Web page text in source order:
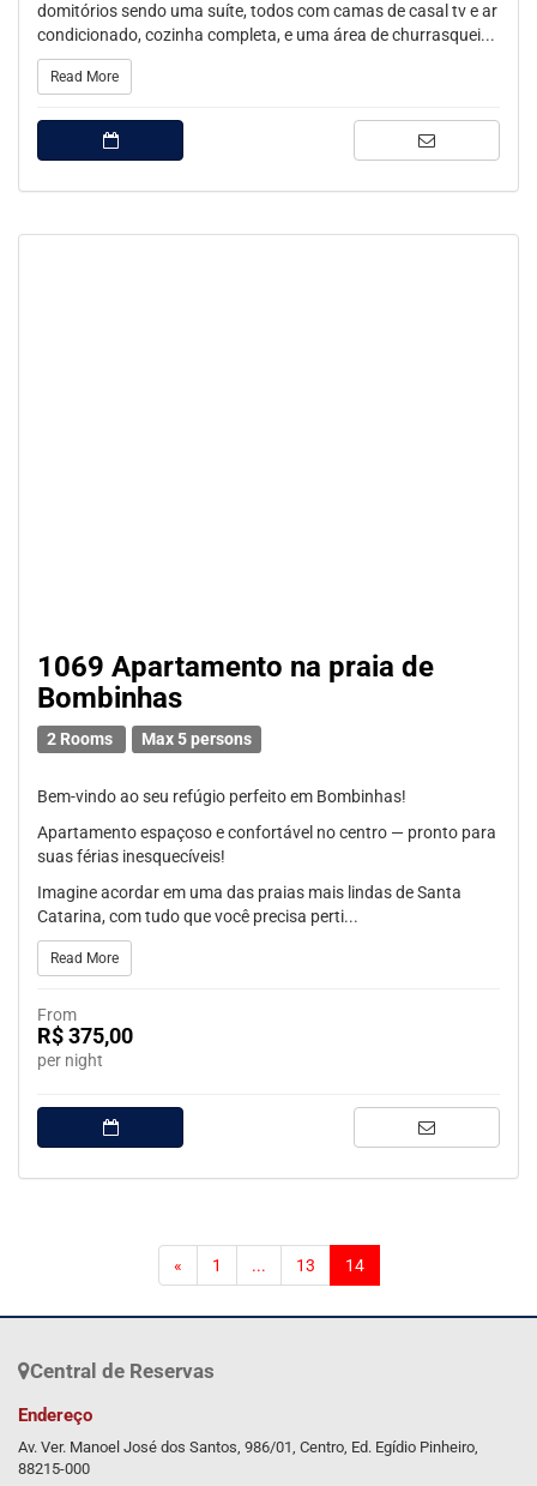
domitórios sendo uma suíte, todos com camas de casal tv e ar
condicionado, cozinha completa, e uma área de churrasquei...
Read More
1069 Apartamento na praia de
Bombinhas
2 Rooms Max 5 persons
Bem-vindo ao seu refúgio perfeito em Bombinhas!
Apartamento espaçoso e confortável no centro — pronto para
suas férias inesquecíveis!
Imagine acordar em uma das praias mais lindas de Santa
Catarina, com tudo que você precisa perti...
Read More
From
R$ 375,00
per night
« 1 ... 13 14(current)
Central de Reservas
Endereço
Av. Ver. Manoel José dos Santos, 986/01, Centro, Ed. Egídio Pinheiro,
88215-000